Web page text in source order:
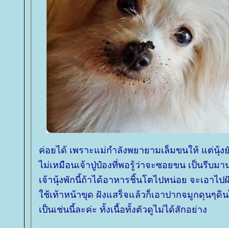
ค่อยได้ เพราะแม่กำลังพยายามเล็มขนให้ แต่นุ้
ไม่เหมือนเจ้าปู่ป๋องที่พอรู้ว่าจะซอยขน เป็นรีบม
เจ้านุ้งพักนี้ถ้าได้อาหารชิ้นโตไปหน่อย จะเอาไ
ช้เท้าหน้าขุด ฝังแสร็จแล้วก็เอาปากจมูกดุนๆดิ
เป็นเช่นนี้ละค่ะ ทั้งเนื้อทั้งตัวดูไม่ได้สักอย่าง